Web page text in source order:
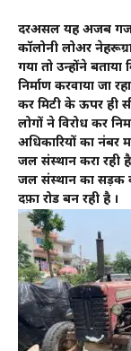
दरअसल यह अजब गजब
कॉलोनी लोअर
गया तो उन्होंने
निर्माण करवाया जा
कर मिटी के ऊपर ही
लोगों ने विरोध कर
अधिकारियों का नंबर
जल संस्थान करा रही
जल संस्थान का सड़क
दफ़ा रोड बन रही है ।